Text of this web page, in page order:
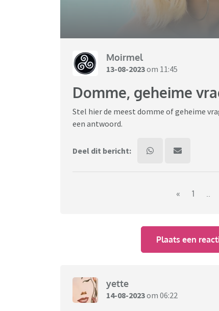
Moirmel
13-08-2023om 11:45
Domme, geheime
Stel hier de meest domme of geheime
een antwoord.
Deel dit bericht:
« 1 ..
Plaats een
yette
14-08-2023om 06:22